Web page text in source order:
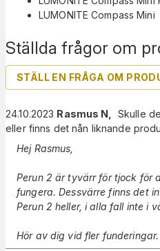
Ställda frågor om
STÄLL EN FRÅGA OM
24.10.2023 Rasmus N
Skulle
eller finns det nån liknande
Hej Rasmus,
Perun 2 är tyvärr för tjock för
fungera. Dessvärre finns det
Perun 2 heller, i alla fall inte i
Hör av dig vid fler
LUMONITE Compass Mini